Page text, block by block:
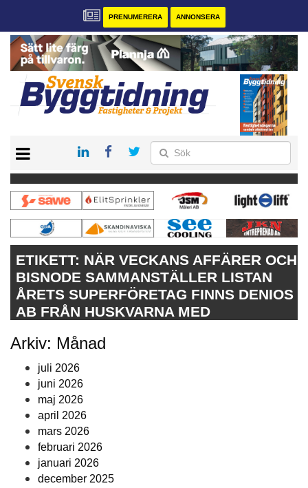
PRENUMERERA ANNONSERA
PRENUMERERA
VÅRA ANDRA MAGASIN
ANNONSERA
KONTAKT
ETIKETT: NÄR VECKANS AFFÄRER OCH
BISNODE SAMMANSTÄLLER LISTAN
ÅRETS SUPERFÖRETAG FINNS DENIOS
AB FRÅN HUSKVARNA MED
Arkiv: Månad
juli 2026
juni 2026
maj 2026
april 2026
mars 2026
februari 2026
januari 2026
december 2025